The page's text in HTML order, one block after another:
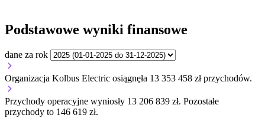
Podstawowe wyniki finansowe
dane za rok
Organizacja Kolbus Electric osiągnęła 13 353 458 zł przychodów.
Przychody operacyjne wyniosły 13 206 839 zł. Pozostałe
przychody to 146 619 zł.